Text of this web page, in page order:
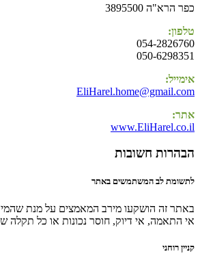
כפר הרא"ה 3895500
טלפון:
054-2826760
050-6298351
אימייל:
EliHarel.home@gmail.com
אתר:
www.EliHarel.co.il
הבהרות חשובות
לתשומת לב המשתמשים באתר
באתר זה הושקעו מירב המאמצים על מנת
אי התאמה, אי דיוק, חוסר נכונות או כל תקלה
קניין רוחני